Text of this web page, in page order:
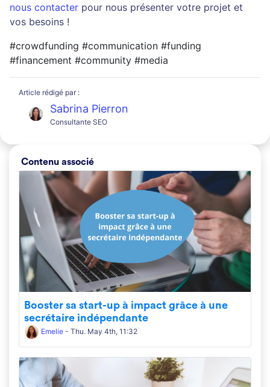
nous contacter pour nous présenter votre projet et
vos besoins !
#crowdfunding #communication #funding
#financement #community #media
Article rédigé par :
Sabrina Pierron
Consultante SEO
Contenu associé
Booster sa start-up à impact grâce à une
secrétaire indépendante
Emelie - Thu. May 4th, 11:32